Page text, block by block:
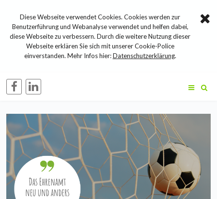
Diese Webseite verwendet Cookies. Cookies werden zur
Benutzerführung und Webanalyse verwendet und helfen dabei,
diese Webseite zu verbessern. Durch die weitere Nutzung dieser
Webseite erklären Sie sich mit unserer Cookie-Police
einverstanden. Mehr Infos hier:Datenschutzerklärung.